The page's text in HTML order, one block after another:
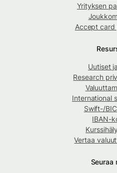
Yrityksen
Accept card
Uutiset
Research
International
Swift-/
IBAN-
Vertaa
Seuraa